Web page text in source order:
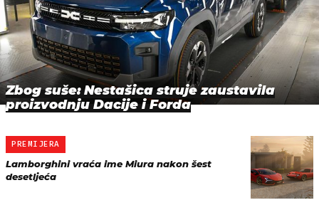
Zbog suše: Nestašica struje zaustavila
proizvodnju Dacije i Forda
PREMIJERA
Lamborghini vraća ime Miura nakon šest
desetljeća